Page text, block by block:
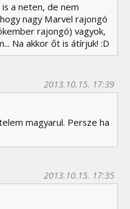
a neten, de nem
nagy Marvel rajongó
rajongó) vagyok,
Na akkor őt is átírjuk! :D
2013.10.15. 17:39
magyarul. Persze ha
2013.10.15. 17:35